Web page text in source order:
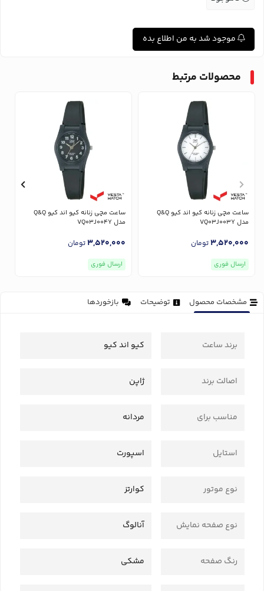
موجود شد به من اطلاع بده
محصولات مرتبط
ساعت مچی زنانه کیو اند کیو Q&Q
مدل VQ03J003Y
3,520,000تومان
ارسال فوری
ساعت مچی زنانه کیو اند کیو Q&Q
مدل VQ03J004Y
3,520,000تومان
ارسال فوری
مشخصات محصول توضیحات بازخوردها
برند ساعت کیو اند کیو
اصالت برند ژاپن
مناسب برای مردانه
استایل اسپورت
نوع موتور کوارتز
نوع صفحه نمایش آنالوگ
رنگ صفحه مشکی